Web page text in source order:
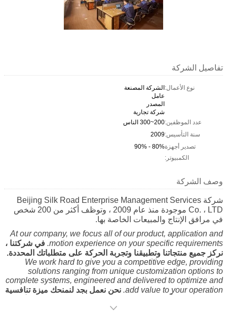
تفاصيل الشركة
نوع الأعمال:الشركة المصنعة
عامل
المصدر
شركة تجارية
عدد الموظفين:200~300 الناس
سنة التأسيس:2009
تصدير أجهزة
الكمبيوتر:
80% - 90%
وصف الشركة
شركة Beijing Silk Road Enterprise Management Services
Co. ، LTD موجودة منذ عام 2009 ، وتوظف أكثر من 200 شخص
في مرافق الإنتاج والمبيعات الخاصة بها.
At our company, we focus all of our product, application and
motion experience on your specific requirements. في شركتنا ،
نركز جميع منتجاتنا وتطبيقنا وتجربة الحركة على متطلباتك المحددة.
We work hard to give you a competitive edge, providing
solutions ranging from unique customization options to
complete systems, engineered and delivered to optimize and
add value to your operation. نحن نعمل بجد لنمنحك ميزة تنافسية
الكاملة ، والتي تم تصميمها وتقديمها لتحسين عملياتك وإضافة قيمة